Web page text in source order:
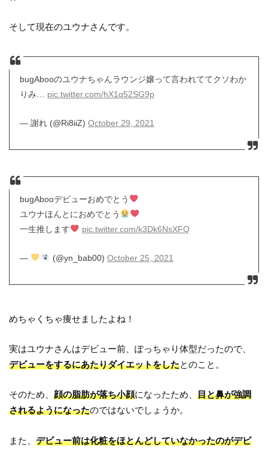
そして現在のユウナさんです。
bugAbooのユウナちゃんラウンジ嬢って言われててクソわか
りみ… pic.twitter.com/hX1q52SG9p
— 謝れ (@Ri8iiZ) October 29, 2021
bugAbooデビューおめでとう
ユウナほんとにおめでとう
一生推します
pic.twitter.com/k3Dk6NsXFQ
— (@yn_bab00) October 25, 2021
めちゃくちゃ痩せましたよね！
実はユウナさんはデビュー前、ぽっちゃり体型だったので、
デビューをするにあたりダイエットをしたとのこと。
そのため、顔の脂肪が落ち小顔になったため、目と鼻が強調
されるようになったのではないでしょうか。
また、デビュー前は化粧をほとんどしていなかったのがデビ